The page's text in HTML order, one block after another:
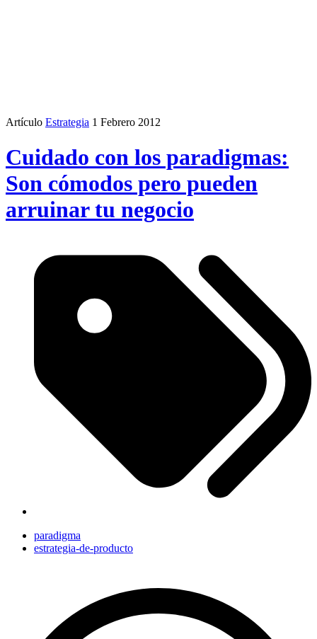
Artículo Estrategia 1 Febrero 2012
Cuidado con los paradigmas:
Son cómodos pero pueden
arruinar tu negocio
paradigma
estrategia-de-producto